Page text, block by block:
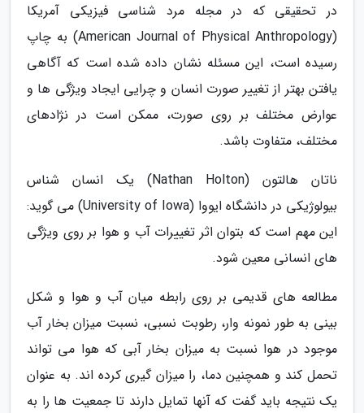
در تحقیقی که در مجله مرد شناسی فیزیکی آمریکا
(American Journal of Physical Anthropology) به چاپ
رسیده است، این مسئله نشان داده شده است که آگاهی
یافتن بهتر از تغییر صورت انسان و چرایی ایجاد ویژگی ها و
عوارض مختلف بر روی صورت، ممکن است در نژادهای
مختلف، متفاوت باشد.
ناتان هالتون (Nathan Holton) یک انسان شناس
بیولوژیکی در دانشگاه ایووا (University of Iowa) می گوید:
این مهم است که بتوان اثر تغییرات آب و هوا بر روی ویژگی
های انسانی معین شود.
مطالعه های قدیمی بر روی رابطه میان آب و هوا و شکل
بینی به طور نمونه وار، رطوبت نسبی، نسبت میزان بخار آب
موجود در هوا نسبت به میزان بخار آبی که هوا می تواند
تحمل کند و همچنین دما، را میزان گیری کرده اند. به عنوان
یک نتیجه باید گفت که آنها تمایل دارند تا جمعیت ها را به